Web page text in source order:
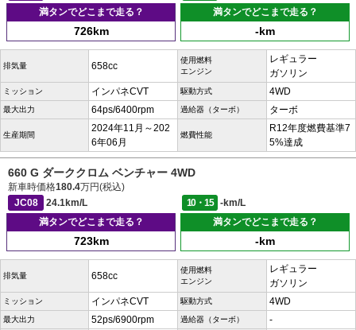
満タンでどこまで走る？
726km
満タンでどこまで走る？
-km
排気量 658cc
使用燃料
エンジン
レギュラー
ガソリン
ミッション インパネCVT 駆動方式 4WD
最大出力 64ps/6400rpm 過給器（ターボ） ターボ
生産期間
2024年11月～202
6年06月
燃費性能
R12年度燃費基準7
5%達成
660 G ダーククロム ベンチャー 4WD
新車時価格180.4万円(税込)
JC08
24.1km/L 10・15
-km/L
満タンでどこまで走る？
723km
満タンでどこまで走る？
-km
排気量 658cc
使用燃料
エンジン
レギュラー
ガソリン
ミッション インパネCVT 駆動方式 4WD
最大出力 52ps/6900rpm 過給器（ターボ） -